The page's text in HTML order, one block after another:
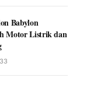
Babylon
Motor Listrik dan